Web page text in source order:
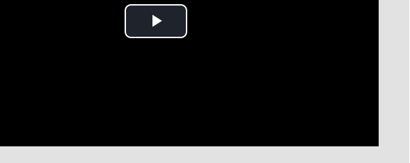
Play